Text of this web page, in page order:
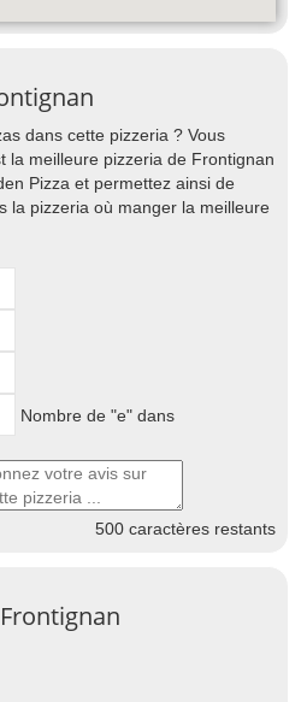
dans cette pizzeria ? Vous
la meilleure pizzeria de Frontignan
Pizza et permettez ainsi de
la pizzeria où manger la meilleure
Nombre de "e" dans
500 caractères restants